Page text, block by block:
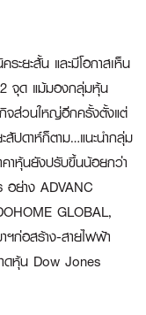
ะยะสั้น และมีโอกาสเห็น
จุด แม้มองกลุ่มหุ้น
จส่วนใหญ่อีกครั้งตั้งแต่
ปดาห์ก็ตาม…แนะนำกลุ่ม
าหุ้นยังปรับขึ้นน้อยกว่า
ย่าง ADVANC
GLOBAL,
ก่อสร้าง-สายไฟฟ้า
ดหุ้น Dow Jones